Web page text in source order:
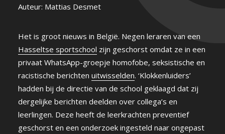
Auteur: Mattias Desmet
Het is groot nieuws in België. Negen leraren van een
Hasseltse sportschool zijn geschorst omdat ze in een
privaat WhatsApp-groepje homofobe, seksistische en
racistische berichten uitwisselden. ‘Klokkenluiders’
hadden bij de directie van de school geklaagd dat zij
dergelijke berichten deelden over collega’s en
leerlingen. Deze heeft de leerkrachten preventief
geschorst en een onderzoek ingesteld naar ongepast